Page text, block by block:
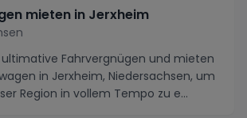
mieten in Jerxheim
ultimative Fahrvergnügen und mieten
in Jerxheim, Niedersachsen, um
Region in vollem Tempo zu e...